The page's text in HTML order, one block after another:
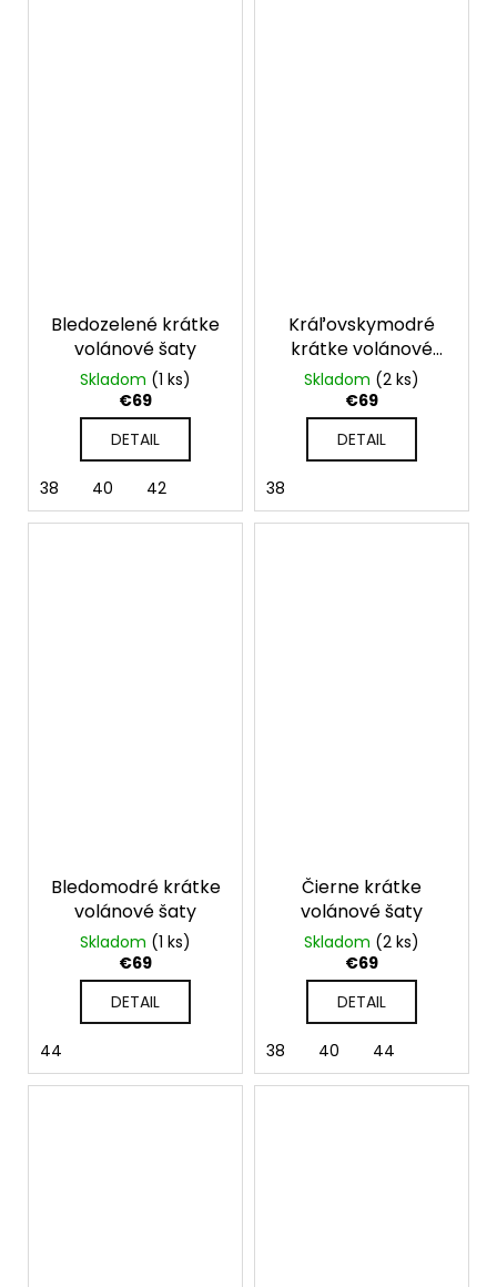
Bledozelené krátke
volánové šaty
Skladom (1 ks)
€69
DETAIL
38 40 42
Kráľovskymodré
krátke volánové
šaty
Skladom (2 ks)
€69
DETAIL
38
Bledomodré krátke
volánové šaty
Skladom (1 ks)
€69
DETAIL
44
Čierne krátke
volánové šaty
Skladom (2 ks)
€69
DETAIL
38 40 44